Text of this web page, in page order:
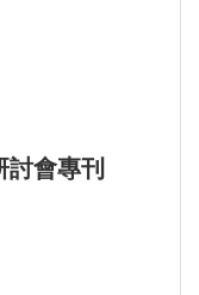
會專刊